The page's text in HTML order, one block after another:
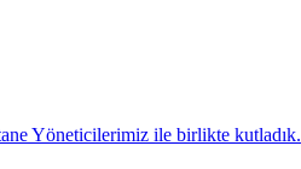
Yöneticilerimiz ile birlikte kutladık.